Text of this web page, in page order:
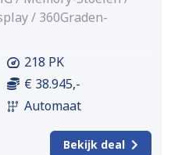
/ 360Graden-
218 PK
€ 38.945,-
Automaat
Bekijk deal